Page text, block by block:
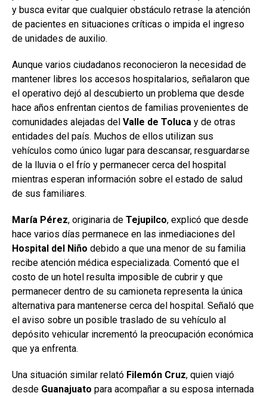
y busca evitar que cualquier obstáculo retrase la atención
de pacientes en situaciones críticas o impida el ingreso
de unidades de auxilio.
Aunque varios ciudadanos reconocieron la necesidad de
mantener libres los accesos hospitalarios, señalaron que
el operativo dejó al descubierto un problema que desde
hace años enfrentan cientos de familias provenientes de
comunidades alejadas del Valle de Toluca y de otras
entidades del país. Muchos de ellos utilizan sus
vehículos como único lugar para descansar, resguardarse
de la lluvia o el frío y permanecer cerca del hospital
mientras esperan información sobre el estado de salud
de sus familiares.
María Pérez, originaria de Tejupilco, explicó que desde
hace varios días permanece en las inmediaciones del
Hospital del Niño debido a que una menor de su familia
recibe atención médica especializada. Comentó que el
costo de un hotel resulta imposible de cubrir y que
permanecer dentro de su camioneta representa la única
alternativa para mantenerse cerca del hospital. Señaló que
el aviso sobre un posible traslado de su vehículo al
depósito vehicular incrementó la preocupación económica
que ya enfrenta.
Una situación similar relató Filemón Cruz, quien viajó
desde Guanajuato para acompañar a su esposa internada